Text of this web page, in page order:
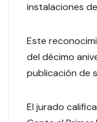
instalaciones
Este
del décimo
publicación de
El jurado